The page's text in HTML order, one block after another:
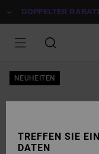
ZUR
DOPPELTER RABATT
NEUHEITEN
TREFFEN SIE
DATEN